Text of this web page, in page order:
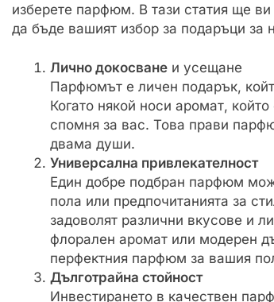
изберете парфюм. В тази статия ще
да бъде вашият избор за подаръци за
Лично докосване и усещане
Парфюмът е личен подарък,
Когато някой носи аромат,
спомня за вас. Това прави
двама души.
Универсална привлекателност
Един добре подбран парфюм
пола или предпочитанията за
задоволят различни вкусове и
флорален аромат или модерен
перфектния парфюм за вашия
Дълготрайна стойност
Инвестирането в качествен